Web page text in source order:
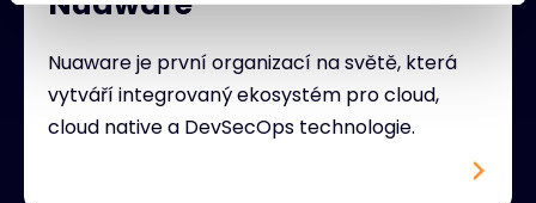
Nuaware je první organizací na světě, která
vytváří integrovaný ekosystém pro cloud,
cloud native a DevSecOps technologie.